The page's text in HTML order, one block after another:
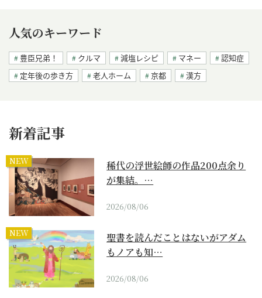
人気のキーワード
豊臣兄弟！ クルマ 減塩レシピ マネー
認知症
定年後の歩き方
老人ホーム 京都 漢方
新着記事
NEW
稀代の浮世絵師の作品200点余り
が集結。…
2026/08/06
NEW
聖書を読んだことはないがアダム
もノアも知…
2026/08/06